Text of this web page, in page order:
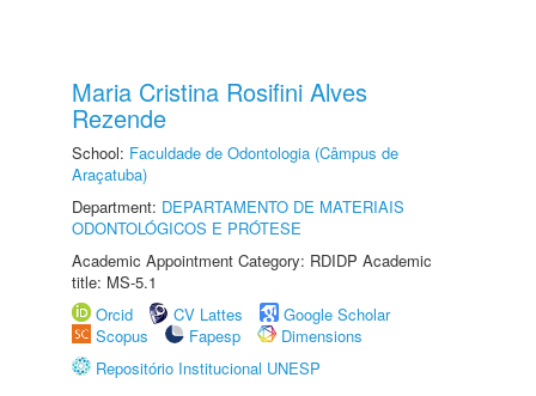
Maria Cristina Rosifini Alves
Rezende
School: Faculdade de Odontologia (Câmpus de
Araçatuba)
Department: DEPARTAMENTO DE MATERIAIS
ODONTOLÓGICOS E PRÓTESE
Academic Appointment Category: RDIDP Academic
title: MS-5.1
Orcid
CV Lattes
Google Scholar
Scopus
Fapesp
Dimensions
Repositório Institucional UNESP